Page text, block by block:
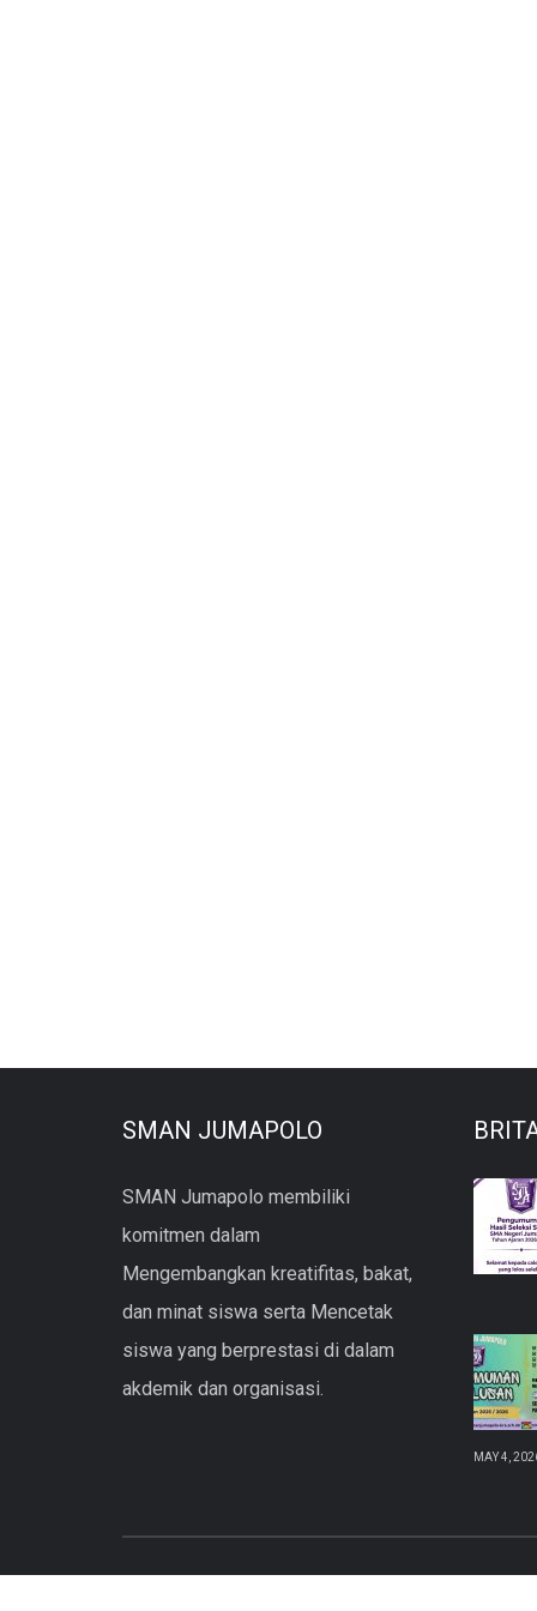
SMAN JUMAPOLO
SMAN Jumapolo membiliki
komitmen dalam
Mengembangkan kreatifitas, bakat,
dan minat siswa serta Mencetak
siswa yang berprestasi di dalam
akdemik dan organisasi.
MAY 4,